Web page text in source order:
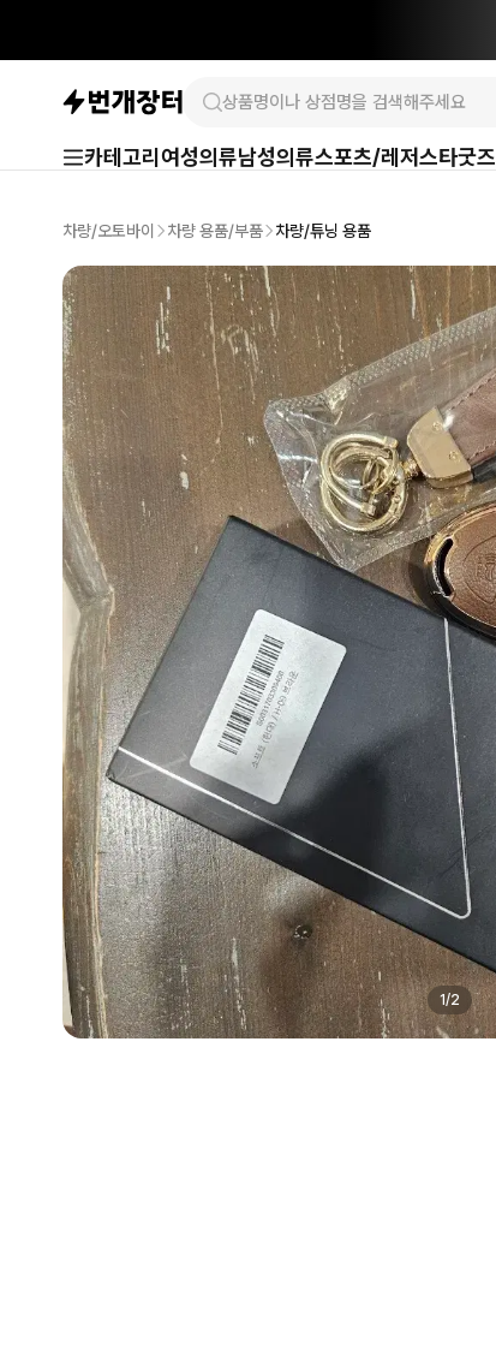
카테고리 여성의류남성의류스포츠/레저스타굿즈
차량/오토바이 차량 용품/부품 차량/튜닝 용품
1/2